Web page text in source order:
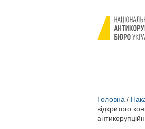
Головна /
відкритого